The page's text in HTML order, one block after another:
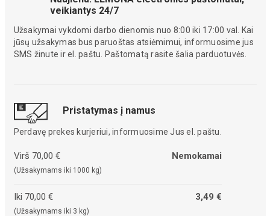
veikiantys 24/7
Užsakymai vykdomi darbo dienomis nuo 8:00 iki 17:00 val. Kai
jūsų užsakymas bus paruoštas atsiėmimui, informuosime jus
SMS žinute ir el. paštu. Paštomatą rasite šalia parduotuvės.
Pristatymas į namus
Perdavę prekes kurjeriui, informuosime Jus el. paštu.
Virš 70,00 €
(Užsakymams iki 1000 kg)
Nemokamai
Iki 70,00 €
(Užsakymams iki 3 kg)
3,49 €